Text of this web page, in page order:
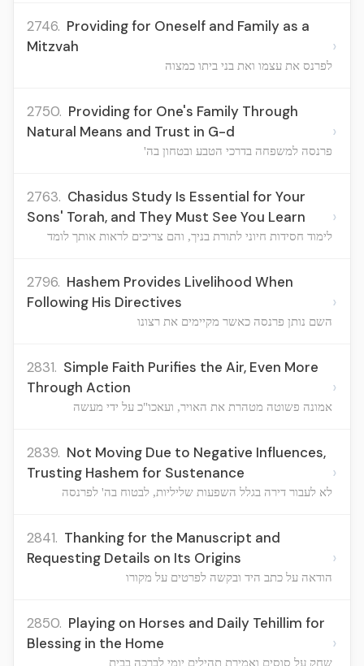
2746. Providing for Oneself and Family as a
Mitzvah
לפרנס את עצמו ואת בני ביתו כמצוה
›
2750. Providing for One's Family Through
Natural Means and Trust in G-d
פרנסה למשפחה בדרכי הטבע ובטחון בה'
›
2763. Chasidus Study Is Essential for Your
Sons' Torah, and They Must See You Learn
לימוד חסידות חיוני לתורת בניך, והם צריכים לראות אותך לומד
›
2796. Hashem Provides Livelihood When
Following His Directives
השם נותן פרנסה כאשר מקיימים את רצונו
›
2831. Simple Faith Purifies the Air, Even More
Through Action
אמונה פשוטה מטהרת את האויר, ועאכו"כ על ידי מעשה
›
2839. Not Moving Due to Negative Influences,
Trusting Hashem for Sustenance
לא לעבור דירה בגלל השפעות שליליות, לבטוח בה' לפרנסה
›
2841. Thanking for the Manuscript and
Requesting Details on Its Origins
הודאה על כתב היד ובקשה לפרטים על מקורו
›
2850. Playing on Horses and Daily Tehillim for
Blessing in the Home
שחק על סוסים ואמירת תהילים יומי לברכה בבית
›